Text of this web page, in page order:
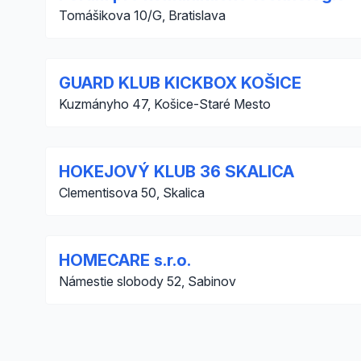
Tomášikova 10/G, Bratislava
GUARD KLUB KICKBOX KOŠICE
Kuzmányho 47, Košice-Staré Mesto
HOKEJOVÝ KLUB 36 SKALICA
Clementisova 50, Skalica
HOMECARE s.r.o.
Námestie slobody 52, Sabinov